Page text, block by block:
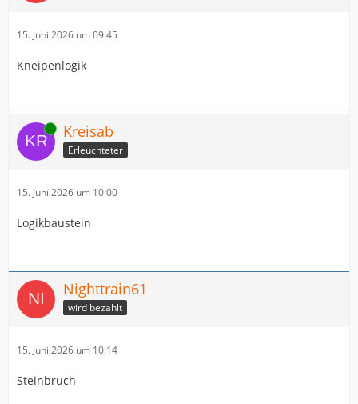
15. Juni 2026 um 09:45
Kneipenlogik
Online Kreisab
Erleuchteter
15. Juni 2026 um 10:00
Logikbaustein
Nighttrain61
wird bezahlt
15. Juni 2026 um 10:14
Steinbruch